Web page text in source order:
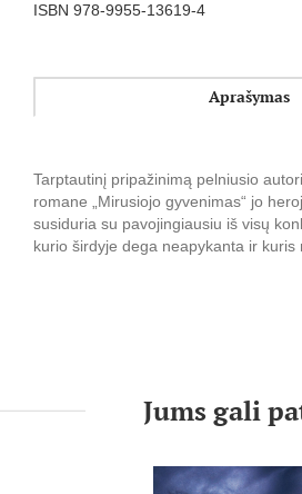
ISBN 978-9955-13619-4
Aprašymas
Tarptautinį pripažinimą pelniusio
romane „Mirusiojo gyvenimas“ jo
susiduria su pavojingiausiu iš visų
kurio širdyje dega neapykanta ir kuris
Keršto valandos galima laukti visą
vyresniajam detektyvui Rojui Greisui
įtakingi mirusiosios artimieji vertina tik
teisingumą ir padaryti bet ką, kad tik
Jums gali